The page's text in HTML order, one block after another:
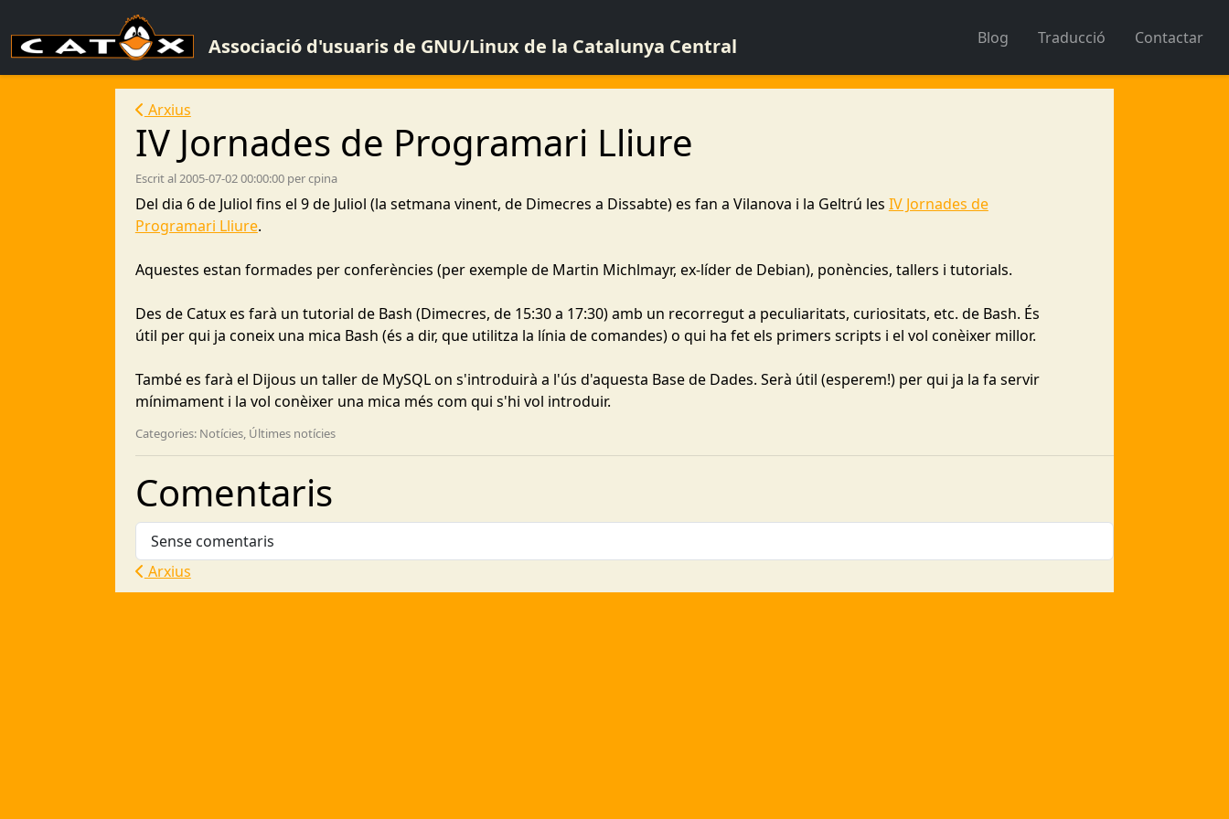
Associació d'usuaris de GNU/Linux de la Catalunya Central Blog Traducció Contactar
Arxius
IV Jornades de Programari Lliure
Escrit al 2005-07-02 00:00:00 per cpina
Del dia 6 de Juliol fins el 9 de Juliol (la setmana vinent, de Dimecres a Dissabte) es fan a Vilanova i la Geltrú les IV Jornades de
Programari Lliure.
Aquestes estan formades per conferències (per exemple de Martin Michlmayr, ex-líder de Debian), ponències, tallers i tutorials.
Des de Catux es farà un tutorial de Bash (Dimecres, de 15:30 a 17:30) amb un recorregut a peculiaritats, curiositats, etc. de Bash. És
útil per qui ja coneix una mica Bash (és a dir, que utilitza la línia de comandes) o qui ha fet els primers scripts i el vol conèixer millor.
També es farà el Dijous un taller de MySQL on s'introduirà a l'ús d'aquesta Base de Dades. Serà útil (esperem!) per qui ja la fa servir
mínimament i la vol conèixer una mica més com qui s'hi vol introduir.
Categories: Notícies, Últimes notícies
Comentaris
Sense comentaris
Arxius